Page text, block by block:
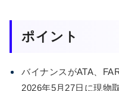
ポイント
バイナンスがATA、
2026年5月27日に現物